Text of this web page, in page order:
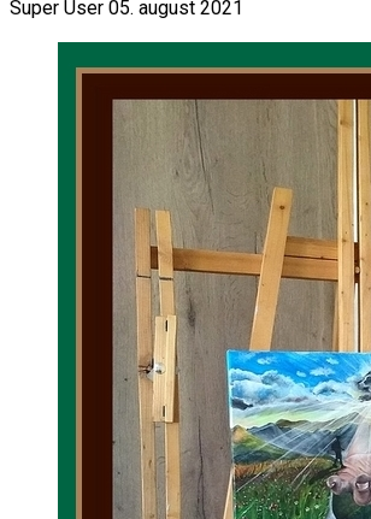
Super User 05. august 2021